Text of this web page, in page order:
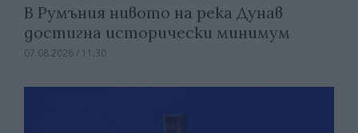
В Румъния нивото на река Дунав
достигна исторически минимум
07.08.2026 / 11:30